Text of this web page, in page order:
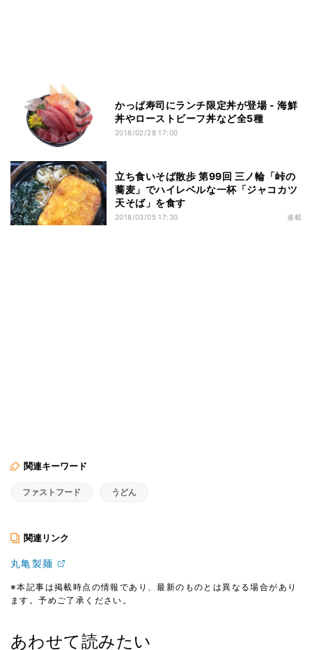
かっぱ寿司にランチ限定丼が登場 - 海鮮
丼やローストビーフ丼など全5種
2018/02/28 17:00
立ち食いそば散歩 第99回 三ノ輪「峠の
蕎麦」でハイレベルな一杯「ジャコカツ
天そば」を食す
2018/03/05 17:30 連載
関連キーワード
ファストフード うどん
関連リンク
丸亀製麺
※本記事は掲載時点の情報であり、最新のものとは異なる場合があり
ます。予めご了承ください。
あわせて読みたい